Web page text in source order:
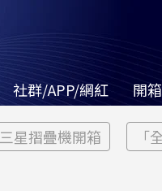
社群/APP/網紅 開
三星摺疊機開箱 「